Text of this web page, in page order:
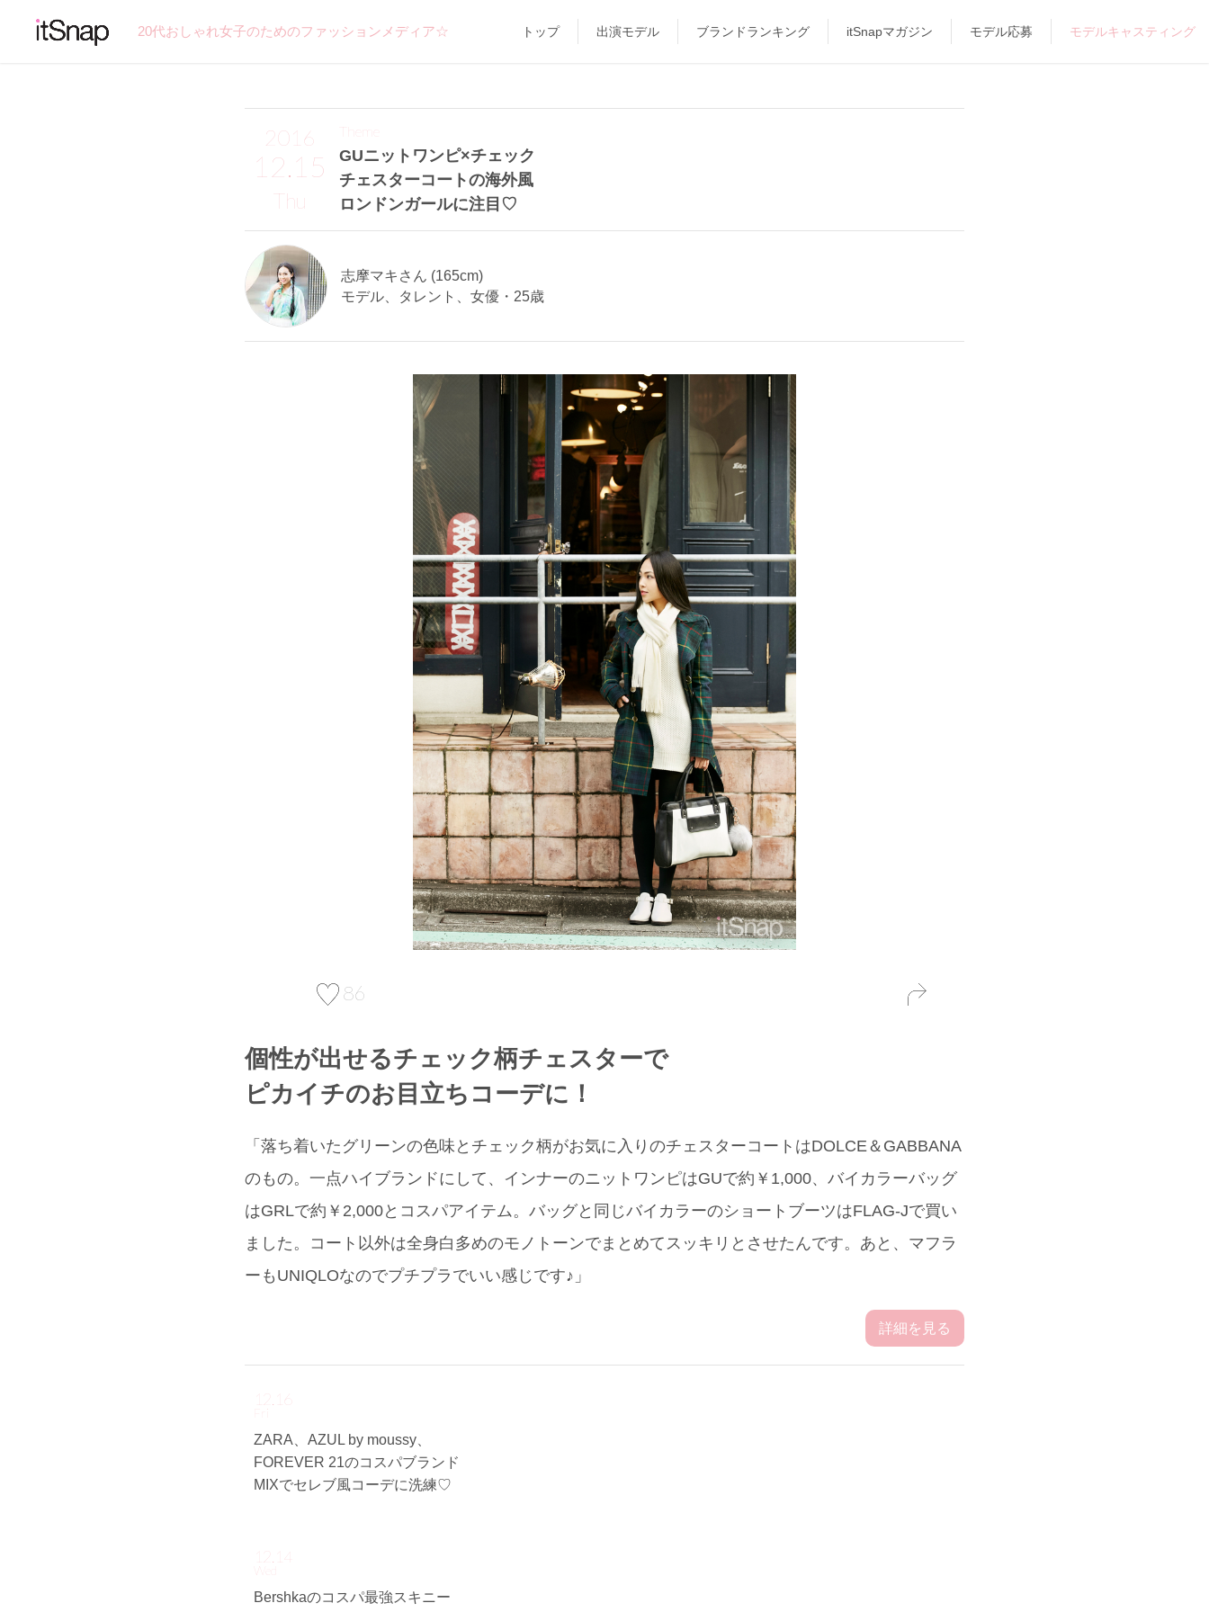
20代おしゃれ女子のためのファッションメディア☆ トップ 出演モデル ブランドランキング itSnapマガジン モデル応募 モデルキャスティング
2016
12.15
Thu
GUニットワンピ×チェック
チェスターコートの海外風
ロンドンガールに注目♡
Theme
志摩マキさん (165cm)
モデル、タレント、女優・25歳
86
個性が出せるチェック柄チェスターで
ピカイチのお目立ちコーデに！
「落ち着いたグリーンの色味とチェック柄がお気に入りのチェスターコートはDOLCE＆GABBANA
のもの。一点ハイブランドにして、インナーのニットワンピはGUで約￥1,000、バイカラーバッグ
はGRLで約￥2,000とコスパアイテム。バッグと同じバイカラーのショートブーツはFLAG-Jで買い
ました。コート以外は全身白多めのモノトーンでまとめてスッキリとさせたんです。あと、マフラ
ーもUNIQLOなのでプチプラでいい感じです♪」
詳細を見る
12.16
Fri
ZARA、AZUL by moussy、
FOREVER 21のコスパブランド
MIXでセレブ風コーデに洗練♡
12.14
Wed
Bershkaのコスパ最強スキニー